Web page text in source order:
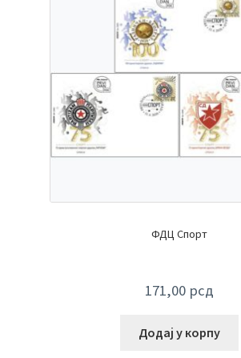
ФДЦ Спорт
171,00 рсд
Додај у корпу